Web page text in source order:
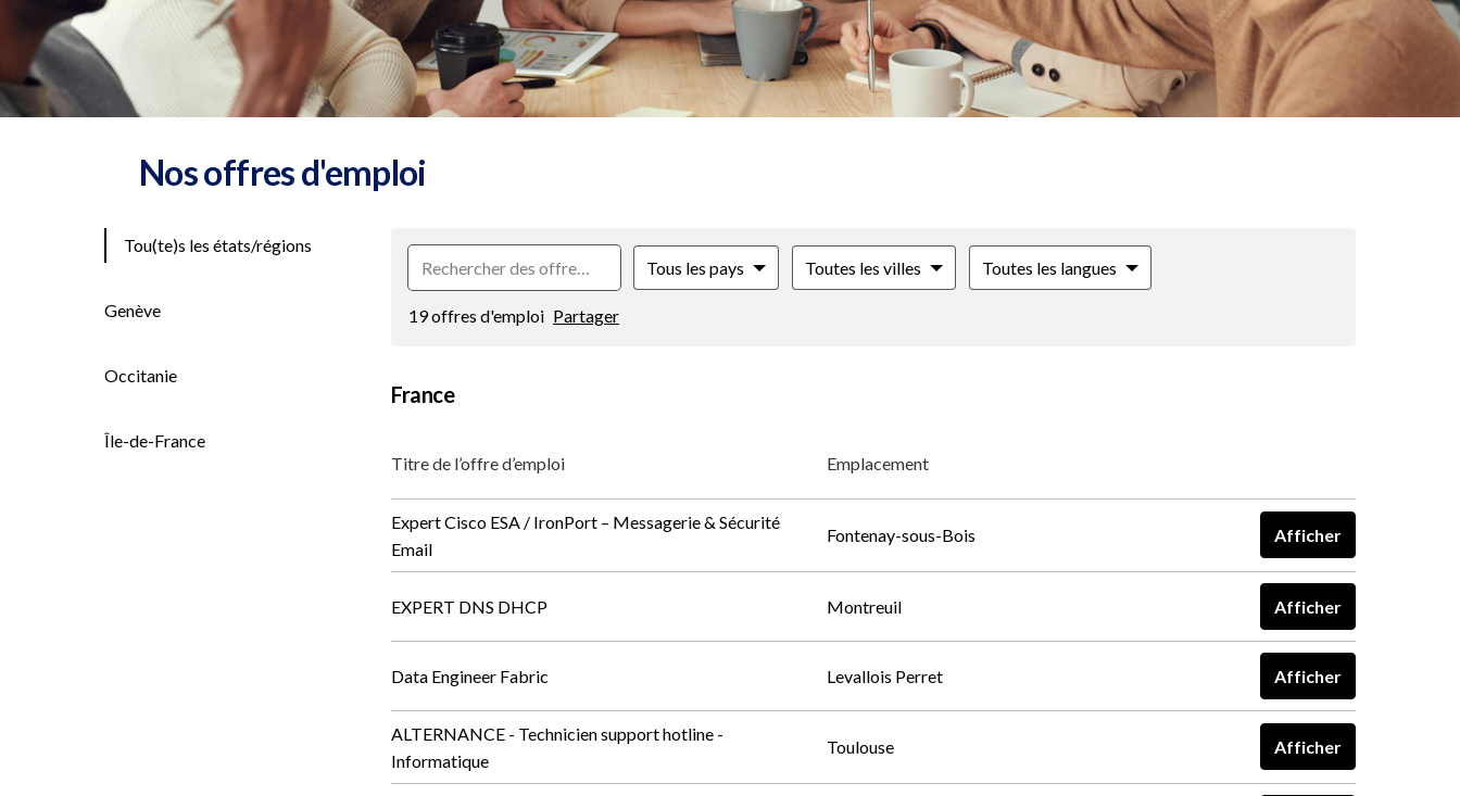
Nos offres d'emploi
Tou(te)s les états/régions
Genève
Occitanie
Île-de-France
Tous les pays Toutes les villes Toutes les langues
19 offres d'emploi Partager
France
Titre de l’offre d’emploi Emplacement
Expert Cisco ESA / IronPort – Messagerie & Sécurité
Email
Fontenay-sous-Bois Afficher
EXPERT DNS DHCP Montreuil Afficher
Data Engineer Fabric Levallois Perret Afficher
ALTERNANCE - Technicien support hotline -
Informatique
Toulouse Afficher